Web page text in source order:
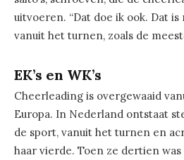
uitvoeren. “Dat doe ik ook. Dat
vanuit het turnen, zoals de
EK’s en WK’s
Cheerleading is overgewaaid
Europa. In Nederland ontstaat
de sport, vanuit het turnen en
haar vierde. Toen ze dertien